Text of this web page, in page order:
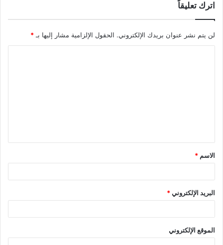
اترك تعليقاً
لن يتم نشر عنوان بريدك الإلكتروني. الحقول الإلزامية مشار إليها بـ*
ق
*
الاسم *
البريد الإلكتروني*
الموقع الإلكتروني